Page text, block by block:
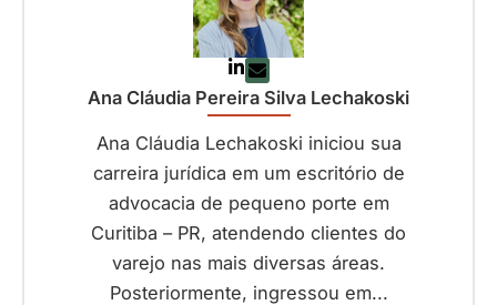
Ana Cláudia Pereira Silva Lechakoski
Ana Cláudia Lechakoski iniciou sua
carreira jurídica em um escritório de
advocacia de pequeno porte em
Curitiba – PR, atendendo clientes do
varejo nas mais diversas áreas.
Posteriormente, ingressou em...